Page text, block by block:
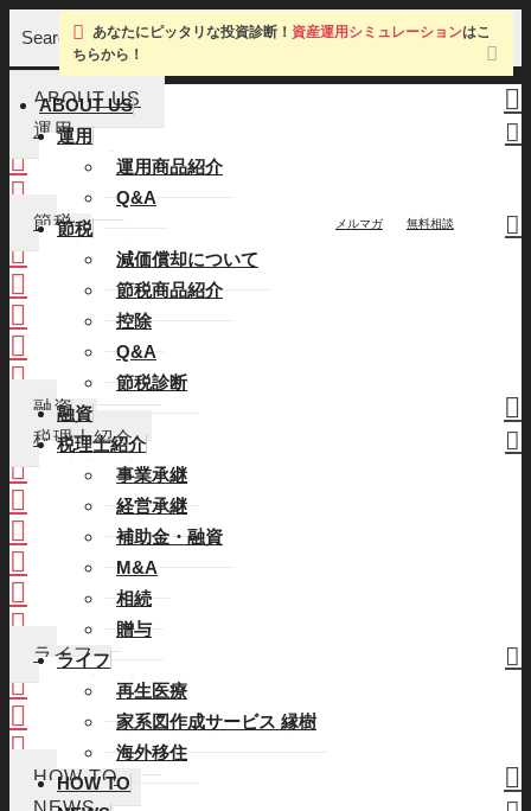
Search
ABOUT US
運用
運用商品紹介
Q&A
節税
減価償却について
節税商品紹介
控除
Q&A
節税診断
融資
税理士紹介
事業承継
経営承継
補助金・融資
M&A
相続
贈与
ライフ
再生医療
家系図作成サービス 縁樹
海外移住
HOW TO
メルマガ 無料相談
あなたにピッタリな投資診断！資産運用シミュレーションはこ
ちらから！
ABOUT US
運用
運用商品紹介
Q&A
節税
減価償却について
節税商品紹介
控除
Q&A
節税診断
融資
税理士紹介
事業承継
経営承継
補助金・融資
M&A
相続
贈与
ライフ
再生医療
家系図作成サービス 縁樹
海外移住
HOW TO